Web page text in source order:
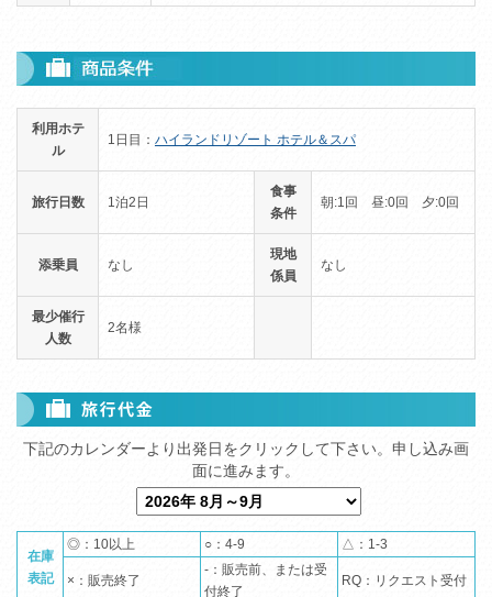
利用ホテ
ル
1日目： ハイランドリゾート ホテル＆スパ
旅行日数 1泊2日
食事
条件
朝:1回 昼:0回 夕:0回
添乗員 なし
現地
係員
なし
最少催行
人数
2名様
在庫
表記
◎：10以上 ○：4-9 △：1-3
×：販売終了
-：販売前、または受
付終了
RQ：リクエスト受付